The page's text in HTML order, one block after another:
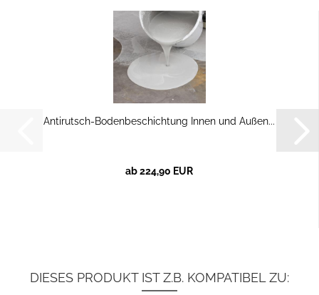
Antirutsch-Bodenbeschichtung Innen und Außen...
ab 224,90 EUR
DIESES PRODUKT IST Z.B. KOMPATIBEL ZU: